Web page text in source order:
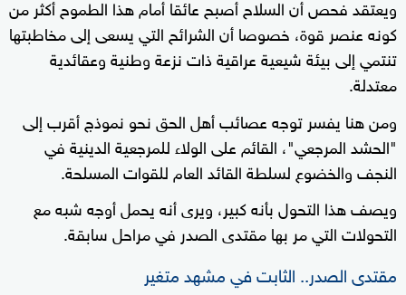
ويعتقد فحص أن السلاح أصبح عائقا أمام هذا الطموح أكثر من
كونه عنصر قوة، خصوصا أن الشرائح التي يسعى إلى مخاطبتها
تنتمي إلى بيئة شيعية عراقية ذات نزعة وطنية وعقائدية
معتدلة.
ومن هنا يفسر توجه عصائب أهل الحق نحو نموذج أقرب إلى
"الحشد المرجعي"، القائم على الولاء للمرجعية الدينية في
النجف والخضوع لسلطة القائد العام للقوات المسلحة.
ويصف هذا التحول بأنه كبير، ويرى أنه يحمل أوجه شبه مع
التحولات التي مر بها مقتدى الصدر في مراحل سابقة.
مقتدى الصدر.. الثابت في مشهد متغير